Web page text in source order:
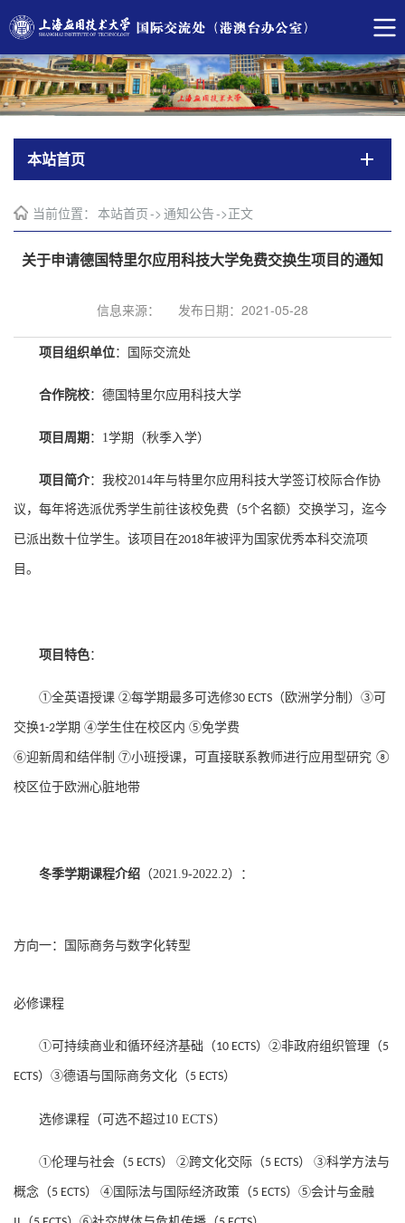
本站首页
当前位置： 本站首页->通知公告->正文
关于申请德国特里尔应用科技大学免费交换生项目的通知
信息来源： 发布日期：2021-05-28
项目组织单位：国际交流处
合作院校：德国特里尔应用科技大学
项目周期 ： 1学期（秋季入学）
项目简介：我校2014年与特里尔应用科技大学签订校际合作协
议，每年将选派优秀学生前往该校免费（5个名额）交换学习，迄今
已派出数十位学生。该项目在2018年被评为国家优秀本科交流项
目。
项目特色：
①全英语授课 ②每学期最多可选修30 ECTS （欧洲学分制）③可
交换1-2学期 ④学生住在校区内 ⑤免学费
⑥迎新周和结伴制 ⑦小班授课，可直接联系教师进行应用型研究 ⑧
校区位于欧洲心脏地带
冬季学期课程介绍 （2021.9-2022.2）：
方向一：国际商务与数字化转型
必修课程
①可持续商业和循环经济基础（10 ECTS）②非政府组织管理（5
ECTS）③德语与国际商务文化（5 ECTS）
选修课程（可选不超过10 ECTS）
①伦理与社会（5 ECTS） ②跨文化交际（5 ECTS） ③科学方法与
概念（5 ECTS） ④国际法与国际经济政策（5 ECTS）⑤会计与金融